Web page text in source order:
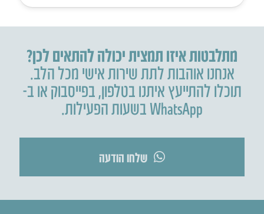
מתלבטות איזו תמצית יכולה להתאים לכן?
אנחנו אוהבות לתת שירות אישי מכל הלב.
תוכלו להתייעץ איתנו בטלפון,בפייסבוק או ב-
WhatsApp בשעות הפעילות.
שלחו הודעה